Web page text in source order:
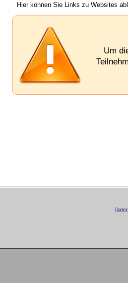
Hier können Sie Links zu Websites
Um